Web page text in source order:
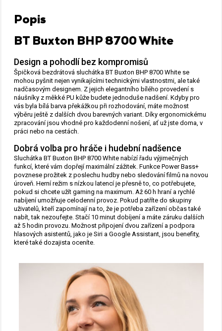
Popis
BT Buxton BHP 8700 White
Design a pohodlí bez kompromisů
Špičková bezdrátová sluchátka BT Buxton BHP 8700 White se
mohou pyšnit nejen vynikajícími technickými vlastnostmi, ale také
nadčasovým designem. Z jejich elegantního bílého provedení s
náušníky z měkké PU kůže budete jednoduše nadšení. Kdyby pro
vás byla bílá barva překážkou při rozhodování, máte možnost
výběru ještě z dalších dvou barevných variant. Díky ergonomickému
zpracování jsou vhodné pro každodenní nošení, ať už jste doma, v
práci nebo na cestách.
Dobrá volba pro hráče i hudební nadšence
Sluchátka BT Buxton BHP 8700 White nabízí řadu výjimečných
funkcí, které vám dopřejí maximální zážitek. Funkce Power Bass+
povznese prožitek z poslechu hudby nebo sledování filmů na novou
úroveň. Herní režim s nízkou latencí je přesně to, co potřebujete,
pokud si chcete užít gaming na maximum. Až 60 h hraní a rychlé
nabíjení umožňuje celodenní provoz. Pokud patříte do skupiny
uživatelů, kteří zapomínají na to, že je potřeba zařízení občas také
nabít, tak nezoufejte. Stačí 10 minut dobíjení a máte záruku dalších
až 5 hodin provozu. Možnost připojení dvou zařízení a podpora
hlasových asistentů, jako je Siri a Google Assistant, jsou benefity,
které také dozajista oceníte.